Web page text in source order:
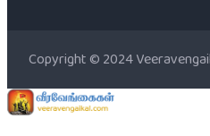
Copyright © 2024